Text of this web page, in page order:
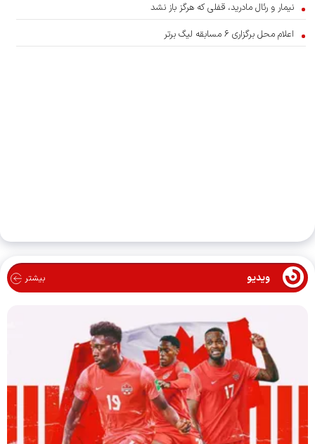
نیمار و رئال مادرید، قفلی که هرگز باز نشد
اعلام محل برگزاری ۶ مسابقه لیگ برتر
ویدیو بیشتر